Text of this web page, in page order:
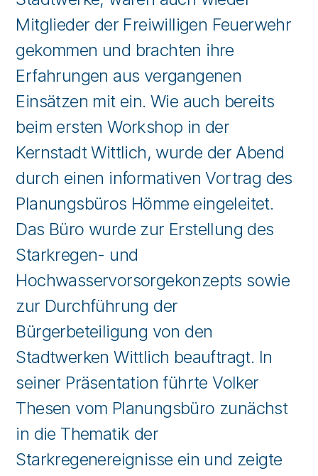
Mitglieder der Freiwilligen Feuerwehr
gekommen und brachten ihre
Erfahrungen aus vergangenen
Einsätzen mit ein. Wie auch bereits
beim ersten Workshop in der
Kernstadt Wittlich, wurde der Abend
durch einen informativen Vortrag des
Planungsbüros Hömme eingeleitet.
Das Büro wurde zur Erstellung des
Starkregen- und
Hochwasservorsorgekonzepts sowie
zur Durchführung der
Bürgerbeteiligung von den
Stadtwerken Wittlich beauftragt. In
seiner Präsentation führte Volker
Thesen vom Planungsbüro zunächst
in die Thematik der
Starkregenereignisse ein und zeigte